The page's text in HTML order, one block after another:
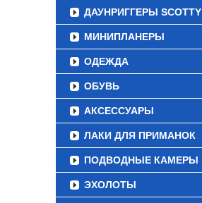
ДАУНРИГГЕРЫ SCOTTY
МИНИПЛАНЕРЫ
ОДЕЖДА
ОБУВЬ
АКСЕССУАРЫ
ЛАКИ ДЛЯ ПРИМАНОК
ПОДВОДНЫЕ КАМЕРЫ
ЭХОЛОТЫ